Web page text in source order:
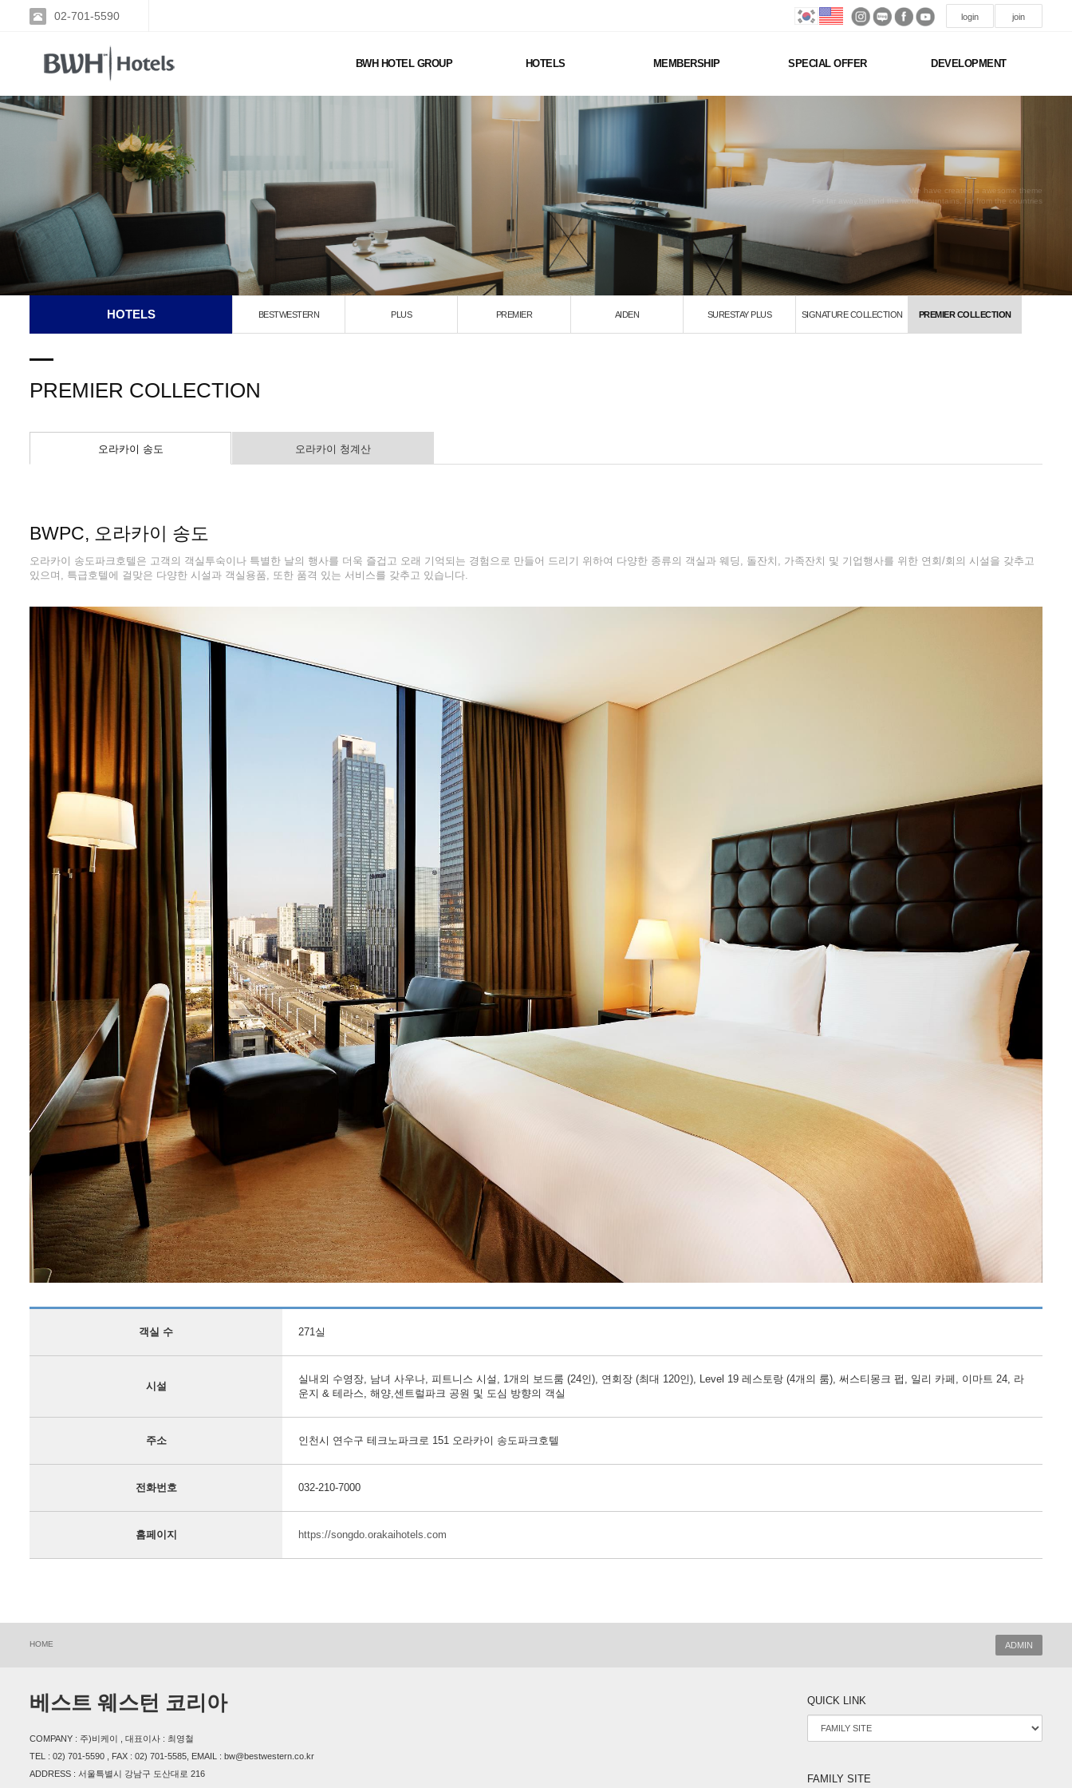
02-701-5590 login join
BWH HOTEL GROUP HOTELS MEMBERSHIP SPECIAL OFFER DEVELOPMENT
We have created a awesome theme
Far far away,behind the word mountains, far from the countries
HOTELS BESTWESTERN PLUS PREMIER AIDEN SURESTAY PLUS SIGNATURE COLLECTION PREMIER COLLECTION
PREMIER COLLECTION
오라카이 송도 오라카이 청계산
BWPC, 오라카이 송도
오라카이 송도파크호텔은 고객의 객실투숙이나 특별한 날의 행사를 더욱 즐겁고 오래 기억되는 경험으로 만들어 드리기 위하여 다양한 종류의 객실과 웨딩, 돌잔치, 가족잔치 및 기업행사를 위한 연회/회의 시설을 갖추고
있으며, 특급호텔에 걸맞은 다양한 시설과 객실용품, 또한 품격 있는 서비스를 갖추고 있습니다.
객실 수 271실
시설
실내외 수영장, 남녀 사우나, 피트니스 시설, 1개의 보드룸 (24인), 연회장 (최대 120인), Level 19 레스토랑 (4개의 룸), 써스티몽크 펍, 일리 카페, 이마트 24, 라
운지 & 테라스, 해양,센트럴파크 공원 및 도심 방향의 객실
주소 인천시 연수구 테크노파크로 151 오라카이 송도파크호텔
전화번호 032-210-7000
홈페이지 https://songdo.orakaihotels.com
HOME ADMIN
베스트 웨스턴 코리아
COMPANY : 주)비케이 , 대표이사 : 최영철
TEL : 02) 701-5590 , FAX : 02) 701-5585, EMAIL : bw@bestwestern.co.kr
ADDRESS : 서울특별시 강남구 도산대로 216
QUICK LINK
FAMILY SITE